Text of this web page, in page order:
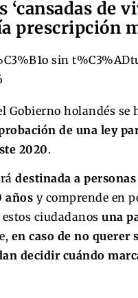
‘cansadas de
prescripción
Gobierno holandés se
de una ley
2020.
destinada a
años y comprende en
ciudadanos una
en caso de no querer
decidir cuándo